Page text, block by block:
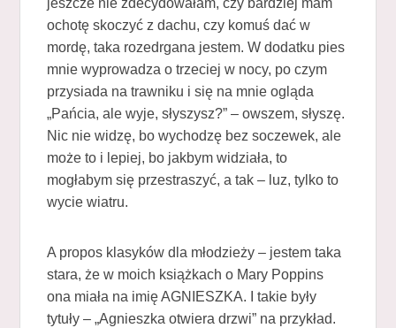
jeszcze nie zdecydowałam, czy bardziej mam
ochotę skoczyć z dachu, czy komuś dać w
mordę, taka rozedrgana jestem. W dodatku pies
mnie wyprowadza o trzeciej w nocy, po czym
przysiada na trawniku i się na mnie ogląda
„Pańcia, ale wyje, słyszysz?” – owszem, słyszę.
Nic nie widzę, bo wychodzę bez soczewek, ale
może to i lepiej, bo jakbym widziała, to
mogłabym się przestraszyć, a tak – luz, tylko to
wycie wiatru.
A propos klasyków dla młodzieży – jestem taka
stara, że w moich książkach o Mary Poppins
ona miała na imię AGNIESZKA. I takie były
tytuły – „Agnieszka otwiera drzwi” na przykład.